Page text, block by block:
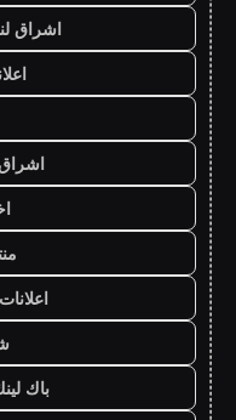
اشراق
اشراق
اعلانات
باك